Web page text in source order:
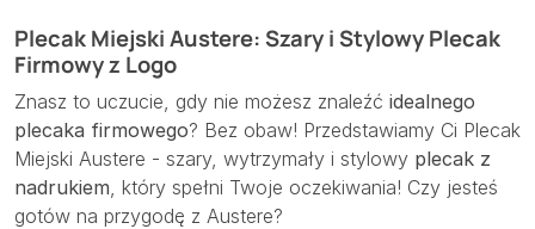
Plecak Miejski Austere: Szary i Stylowy Plecak
Firmowy z Logo
Znasz to uczucie, gdy nie możesz znaleźć idealnego
plecaka firmowego? Bez obaw! Przedstawiamy Ci Plecak
Miejski Austere - szary, wytrzymały i stylowy plecak z
nadrukiem , który spełni Twoje oczekiwania! Czy jesteś
gotów na przygodę z Austere?